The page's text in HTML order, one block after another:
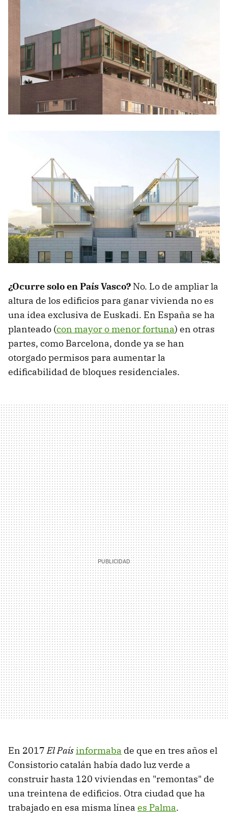
¿Ocurre solo en País Vasco? No. Lo de ampliar la
altura de los edificios para ganar vivienda no es
una idea exclusiva de Euskadi. En España se ha
planteado (con mayor o menor fortuna) en otras
partes, como Barcelona, donde ya se han
otorgado permisos para aumentar la
edificabilidad de bloques residenciales.
En 2017El Paísinformaba de que en tres años el
Consistorio catalán había dado luz verde a
construir hasta 120 viviendas en "remontas" de
una treintena de edificios. Otra ciudad que ha
trabajado en esa misma línea es Palma.